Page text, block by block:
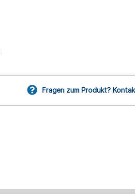
Fragen zum Produkt?